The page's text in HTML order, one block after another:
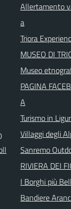
Allertamento
a
Triora
MUSEO DI
Museo
PAGINA
A
Turismo in
Villaggi degli
Sanremo
RIVIERA DEI
I Borghi più
Bandiere